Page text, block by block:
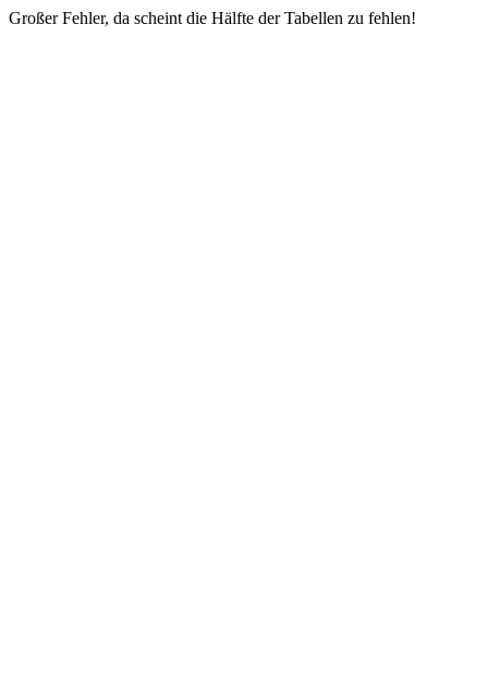
Großer Fehler, da scheint die Hälfte der Tabellen zu fehlen!